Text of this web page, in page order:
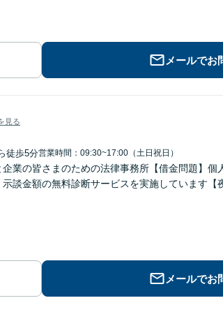
メールでお
見る
徒歩5分営業時間：09:30~17:00（土日祝日）
企業の皆さまのための法律事務所【借金問題】
談金額の無料診断サービスを実施しています
メールでお